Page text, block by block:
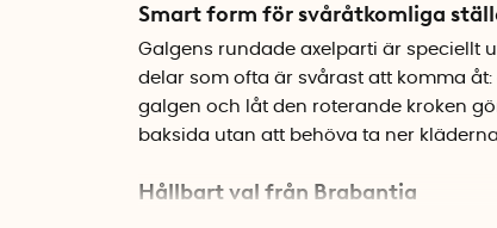
Smart form för svåråtkomliga
Galgens rundade axelparti är speciellt
delar som ofta är svårast att komma
galgen och låt den roterande kroken
baksida utan att behöva ta ner
Hållbart val från Brabantia